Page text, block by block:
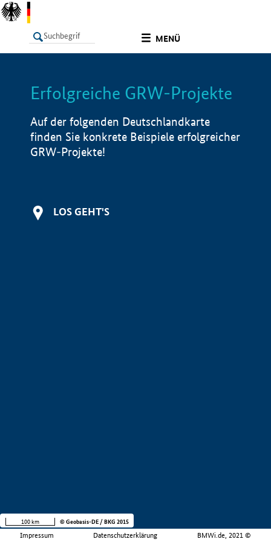
MENÜ
LISTE Info
Erfolgreiche GRW-Projekte
Auf der folgenden Deutschlandkarte
finden Sie konkrete Beispiele erfolgreicher
GRW-Projekte!
LOS GEHT'S
Impressum Datenschutzerklärung BMWi.de, 2021 ©
100 km © Geobasis-DE / BKG 2015